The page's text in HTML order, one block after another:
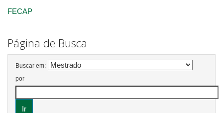
FECAP
Página de Busca
Buscar em:
por